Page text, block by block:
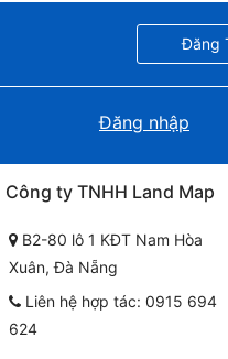
Đăng
Đăng nhập
Công ty TNHH Land Map
B2-80 lô 1 KĐT Nam Hòa
Xuân, Đà Nẵng
Liên hệ hợp tác: 0915 694
624